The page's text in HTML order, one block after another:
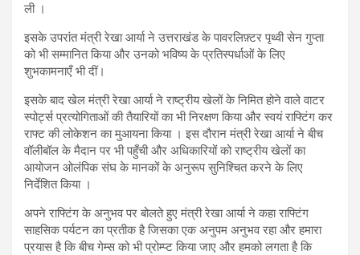
ली ।
इसके उपरांत मंत्री रेखा आर्या ने उत्तराखंड के पावरलिफ़्टर पृथ्वी सेन गुप्ता
को भी सम्मानित किया और उनको भविष्य के प्रतिस्पर्धाओं के लिए
शुभकामनाएँ भी दीं।
इसके बाद खेल मंत्री रेखा आर्या ने राष्ट्रीय खेलों के निमित होने वाले वाटर
स्पोर्ट्स प्रत्योगिताओं की तैयारियों का भी निरक्षण किया और स्वयं राफ्टिंग कर
राफ्ट की लोकेशन का मुआयना किया । इस दौरान मंत्री रेखा आर्या ने बीच
वॉलीबॉल के मैदान पर भी पहुँची और अधिकारियों को राष्ट्रीय खेलों का
आयोजन ओलंपिक संघ के मानकों के अनुरूप सुनिश्चित करने के लिए
निर्देशित किया ।
अपने राफ्टिंग के अनुभव पर बोलते हुए मंत्री रेखा आर्या ने कहा राफ्टिंग
साहसिक पर्यटन का प्रतीक है जिसका एक अनुपम अनुभव रहा और हमारा
प्रयास है कि बीच गेम्स को भी प्रोम्प्ट किया जाए और हमको लगता है कि